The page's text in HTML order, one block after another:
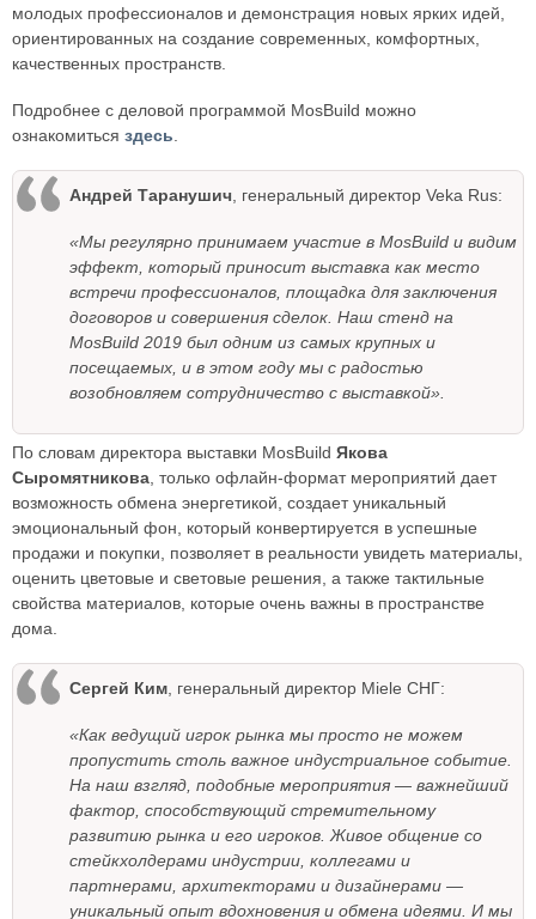
молодых профессионалов и демонстрация новых ярких идей,
ориентированных на создание современных, комфортных,
качественных пространств.
Подробнее с деловой программой MosBuild можно
ознакомиться здесь
Андрей Таранушич , генеральный директор Veka Rus:
«Мы регулярно принимаем участие в MosBuild и видим
эффект, который приносит выставка как место
встречи профессионалов, площадка для заключения
договоров и совершения сделок. Наш стенд на
MosBuild 2019 был одним из самых крупных и
посещаемых, и в этом году мы с радостью
возобновляем сотрудничество с выставкой».
По словам директора выставки MosBuild Якова
Сыромятникова , только офлайн-формат мероприятий дает
возможность обмена энергетикой, создает уникальный
эмоциональный фон, который конвертируется в успешные
продажи и покупки, позволяет в реальности увидеть материалы,
оценить цветовые и световые решения, а также тактильные
свойства материалов, которые очень важны в пространстве
дома.
Сергей Ким , генеральный директор Miele СНГ:
«Как ведущий игрок рынка мы просто не можем
пропустить столь важное индустриальное событие.
На наш взгляд, подобные мероприятия — важнейший
фактор, способствующий стремительному
развитию рынка и его игроков. Живое общение со
стейкхолдерами индустрии, коллегами и
партнерами, архитекторами и дизайнерами —
уникальный опыт вдохновения и обмена идеями. И мы